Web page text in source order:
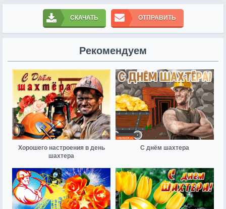
СКАЧАТЬ ОТПРАВИТЬ
Рекомендуем
Хорошего настроения в день
шахтера
С днём шахтера